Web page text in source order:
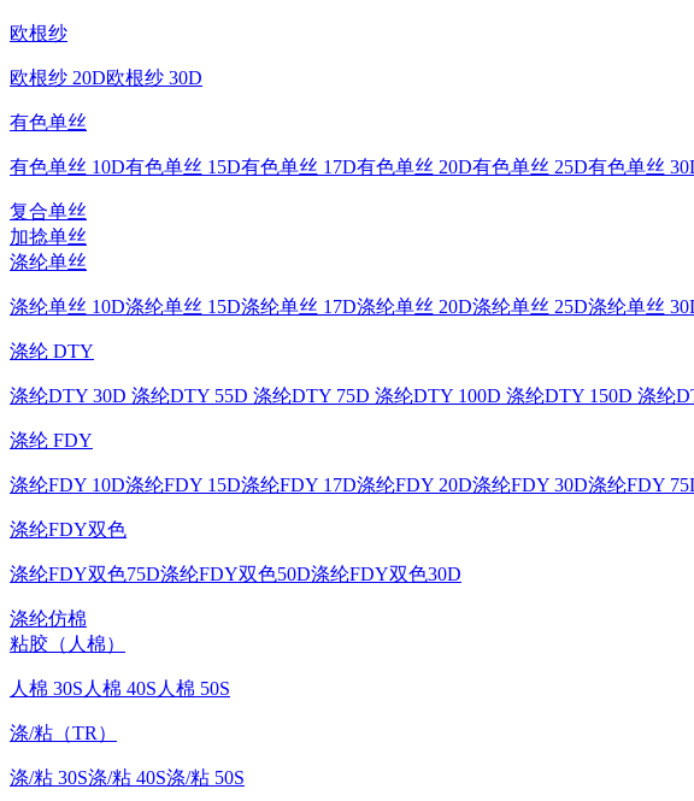
欧根纱
欧根纱 20D欧根纱 30D
有色单丝
有色单丝 10D有色单丝 15D有色单丝 17D有色单丝 20D有色单丝 25D有色单丝
复合单丝
加捻单丝
涤纶单丝
涤纶单丝 10D涤纶单丝 15D涤纶单丝 17D涤纶单丝 20D涤纶单丝 25D涤纶单丝
涤纶 DTY
涤纶DTY 30D 涤纶DTY 55D 涤纶DTY 75D 涤纶DTY 100D 涤纶DTY 150D 涤纶
涤纶 FDY
涤纶FDY 10D涤纶FDY 15D涤纶FDY 17D涤纶FDY 20D涤纶FDY 30D涤纶FDY
涤纶FDY双色
涤纶FDY双色75D涤纶FDY双色50D涤纶FDY双色30D
涤纶仿棉
粘胶（人棉）
人棉 30S 人棉 40S 人棉 50S
涤/粘（TR）
涤/粘 30S涤/粘 40S涤/粘 50S